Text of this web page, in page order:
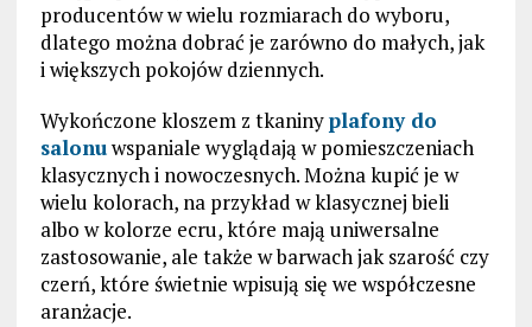
producentów w wielu rozmiarach do wyboru,
dlatego można dobrać je zarówno do małych, jak
i większych pokojów dziennych.
Wykończone kloszem z tkaninyplafony do
salonuwspaniale wyglądają w pomieszczeniach
klasycznych i nowoczesnych. Można kupić je w
wielu kolorach, na przykład w klasycznej bieli
albo w kolorze ecru, które mają uniwersalne
zastosowanie, ale także w barwach jak szarość czy
czerń, które świetnie wpisują się we współczesne
aranżacje.